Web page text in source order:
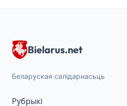
Bielarus.net
Беларуская салідарнасьць
Рубрыкі